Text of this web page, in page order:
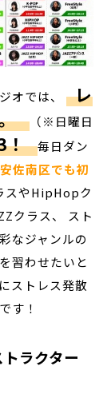
オでは、 レ
（※日曜日
！ 毎日ダン
安佐南区でも初
スやHipHopク
クラス、 スト
なジャンルの
習わせたいと
ストレス発散
す！
ラクター